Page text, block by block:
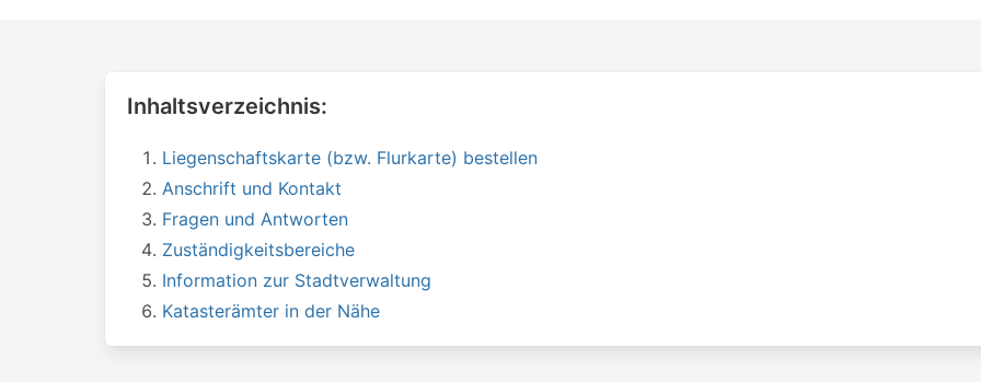
Inhaltsverzeichnis:
Liegenschaftskarte (bzw. Flurkarte) bestellen
Anschrift und Kontakt
Fragen und Antworten
Zuständigkeitsbereiche
Information zur Stadtverwaltung
Katasterämter in der Nähe